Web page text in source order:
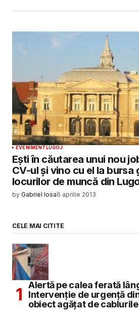
EVENIMENTLUGOJ
Ești în căutarea unui nou
CV-ul și vino cu el la bursa
locurilor de muncă din
by Gabriel Iosa6 aprilie 2013
CELE MAI CITITE
Alertă pe calea ferată
Intervenție de urgență
obiect agățat de